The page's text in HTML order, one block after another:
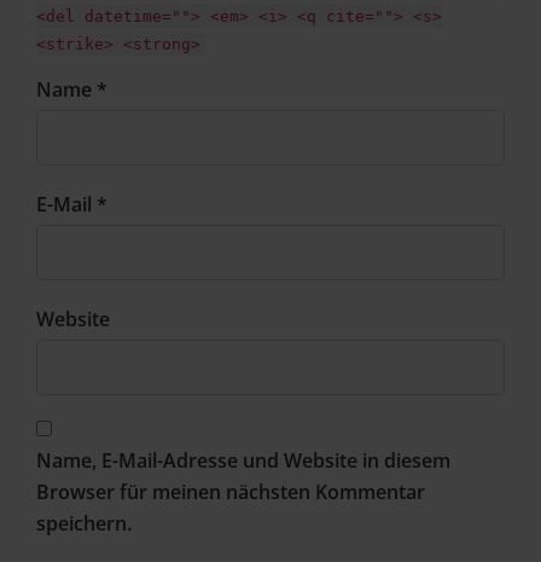
<del datetime=""> <em> <i> <q cite=""> <s>
<strike> <strong>
Name *
E-Mail *
Website
Name, E-Mail-Adresse und Website in diesem
Browser für meinen nächsten Kommentar
speichern.